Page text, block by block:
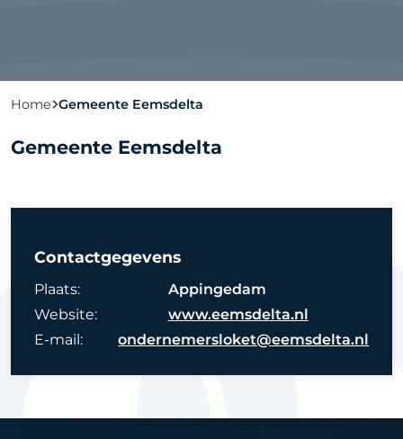
Home Gemeente Eemsdelta
Gemeente Eemsdelta
Contactgegevens
Plaats:
Appingedam
Website:
www.eemsdelta.nl
E-mail:
ondernemersloket@eemsdelta.nl